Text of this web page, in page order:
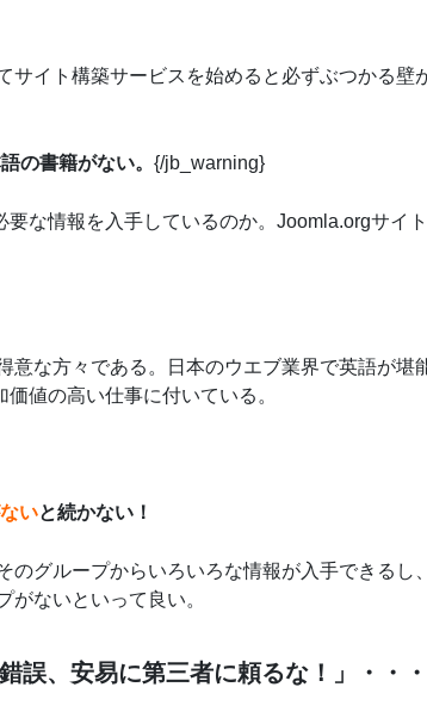
サイト構築サービスを始めると必ずぶつかる壁
の書籍がない。 {/jb_warning}
な情報を入手しているのか。Joomla.orgサイ
な方々である。日本のウエブ業界で英語が堪
値の高い仕事に付いている。
いと続かない！
グループからいろいろな情報が入手できるし
がないといって良い。
誤、安易に第三者に頼るな！」・・